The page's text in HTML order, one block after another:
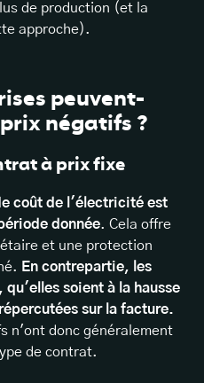
de production (et la
approche).
peuvent-
négatifs ?
à prix fixe
e coût de l'électricité est
donnée. Cela offre
et une protection
En contrepartie, les
soient à la hausse
sur la facture.
n'ont donc généralement
de contrat.